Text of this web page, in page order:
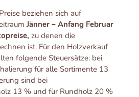
beziehen sich auf
Jänner – Anfang Februar
zu denen die
ist. Für den Holzverkauf
folgende Steuersätze: bei
für alle Sortimente 13
sind bei
13 % und für Rundholz 20 %